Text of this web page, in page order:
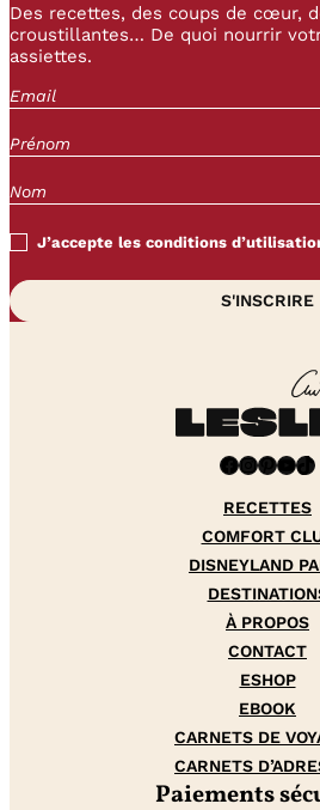
Des recettes, des coups de cœur,
croustillantes… De quoi nourrir
assiettes.
J’accepte les conditions
Facebook InstagramPinterest YouTube TikTok
RECETTES
COMFORT
DISNEYLAND
À PROPOS
CONTACT
ESHOP
EBOOK
CARNETS DE
CARNETS
Paiements